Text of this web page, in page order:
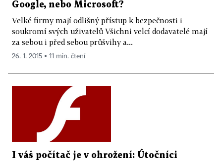
Google, nebo Microsoft?
Velké firmy mají odlišný přístup k bezpečnosti i
soukromí svých uživatelů Všichni velcí dodavatelé mají
za sebou i před sebou průšvihy a...
26. 1. 2015 ▪ 11 min. čtení
I váš počítač je v ohrožení: Útočníci